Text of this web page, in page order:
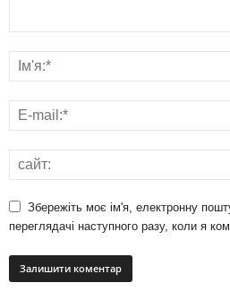
Збережіть моє ім'я, електронну
переглядачі наступного разу, коли я